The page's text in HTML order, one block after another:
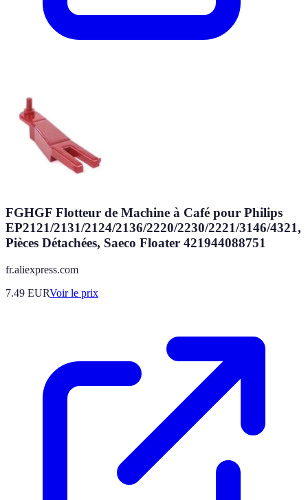
FGHGF Flotteur de Machine à Café pour Philips
EP2121/2131/2124/2136/2220/2230/2221/3146/4321,
Pièces Détachées, Saeco Floater 421944088751
fr.aliexpress.com
7.49 EURVoir le prix